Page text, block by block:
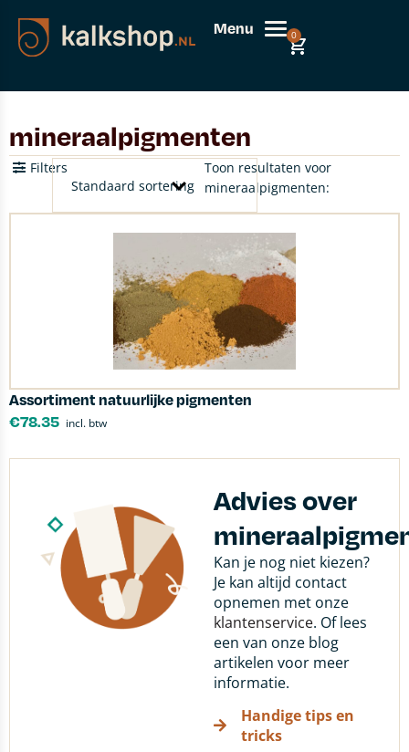
Menu 0
mineraalpigmenten
Toon resultaten voor
mineraalpigmenten:
Filters
Assortiment natuurlijke pigmenten
€78.35 incl. btw
Advies over
Kan je nog niet kiezen?
Je kan altijd contact
opnemen met onze
klantenservice. Of lees
een van onze blog
artikelen voor meer
informatie.
Handige tips en
tricks